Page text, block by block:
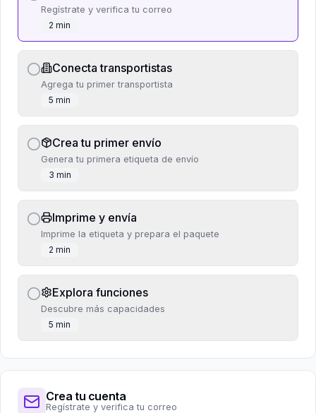
Regístrate y verifica tu correo
2 min
Conecta transportistas
Agrega tu primer transportista
5 min
Crea tu primer envío
Genera tu primera etiqueta de envío
3 min
Imprime y envía
Imprime la etiqueta y prepara el paquete
2 min
Explora funciones
Descubre más capacidades
5 min
Crea tu cuenta
Regístrate y verifica tu correo